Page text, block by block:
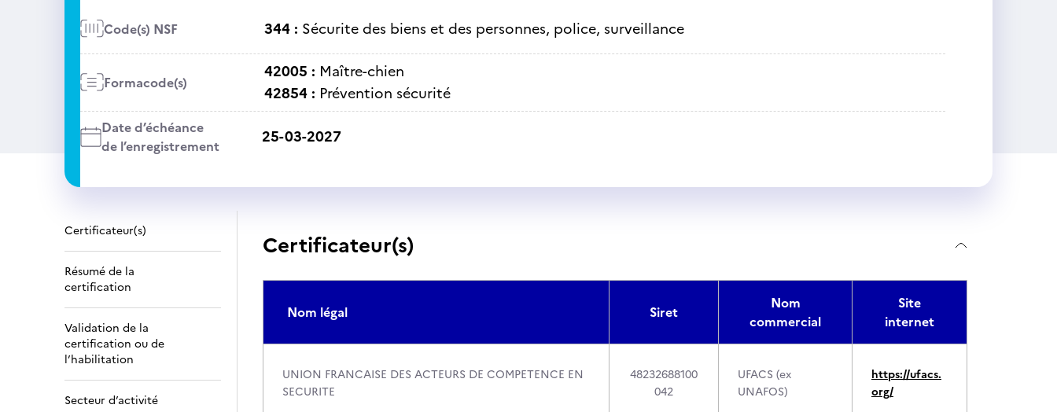
Code(s) NSF 344 : Sécurite des biens et des personnes, police, surveillance
Formacode(s)
42005 : Maître-chien
42854 : Prévention sécurité
Date d’échéance
de l’enregistrement
25-03-2027
Certificateur(s)
Résumé de la
certification
Validation de la
certification ou de
l’habilitation
Secteur d’activité
Certificateur(s)
Nom légal Siret
Nom
commercial
Site
internet
UNION FRANCAISE DES ACTEURS DE COMPETENCE EN
SECURITE
48232688100
042
UFACS (ex
UNAFOS)
https://ufacs.
org/